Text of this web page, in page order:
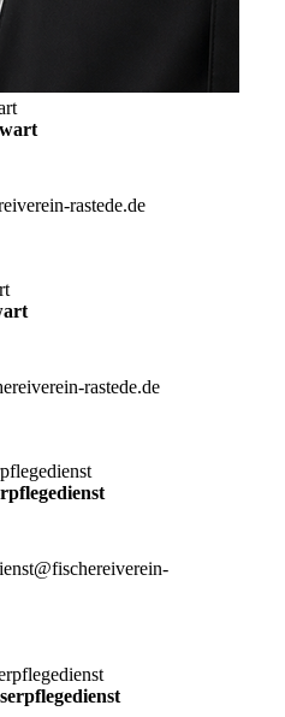
rastede.de
rastede.de